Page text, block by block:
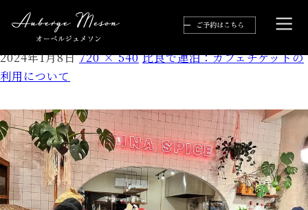
3FF3FC4D-13D1-4C83-A9B3-44558220514A
2024年1月8日 720 × 540 比良で連泊：カフェチケットの
利用について